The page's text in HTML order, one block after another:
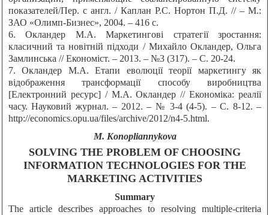
показателей/Пер. с англ. / Каплан Р.С. Нортон П.Д. // – М.:
ЗАО «Олимп-Бизнес», 2004. – 416 с.
6. Окландер М.А. Маркетингові стратегії зростання:
класичний та новітній підходи / Михайло Окландер, Ольга
Замлинська // Економіст. – 2013. – №3 (317). – С. 20-24.
7. Окландер М.А. Етапи еволюції теорії маркетингу як
відображення трансформації способу виробництва
[Електронний ресурс] / М.А. Окландер // Економіка: реалії
часу. Науковий журнал. – 2012. – № 3-4 (4-5). – С. 8-12. –
http://economics.opu.ua/files/archive/2012/n4-5.html.
M. Konopliannykova
SOLVING THE PROBLEM OF CHOOSING
INFORMATION TECHNOLOGIES FOR THE
MARKETING ACTIVITIES
Summary
The article describes approaches to resolving multiple-criteria